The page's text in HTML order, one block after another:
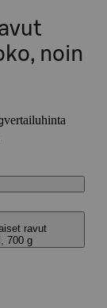
noin
vertailuhinta
ravut
700 g